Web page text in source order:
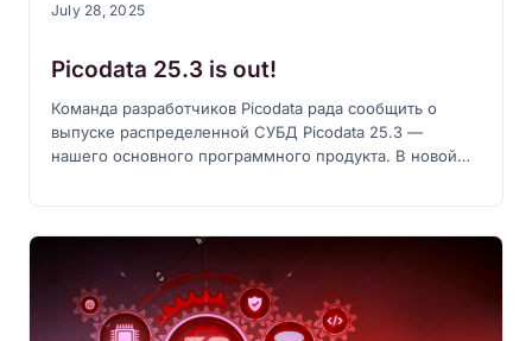
July 28, 2025
Picodata 25.3 is out!
Команда разработчиков Picodata рада сообщить о
выпуске распределенной СУБД Picodata 25.3 —
нашего основного программного продукта. В новой